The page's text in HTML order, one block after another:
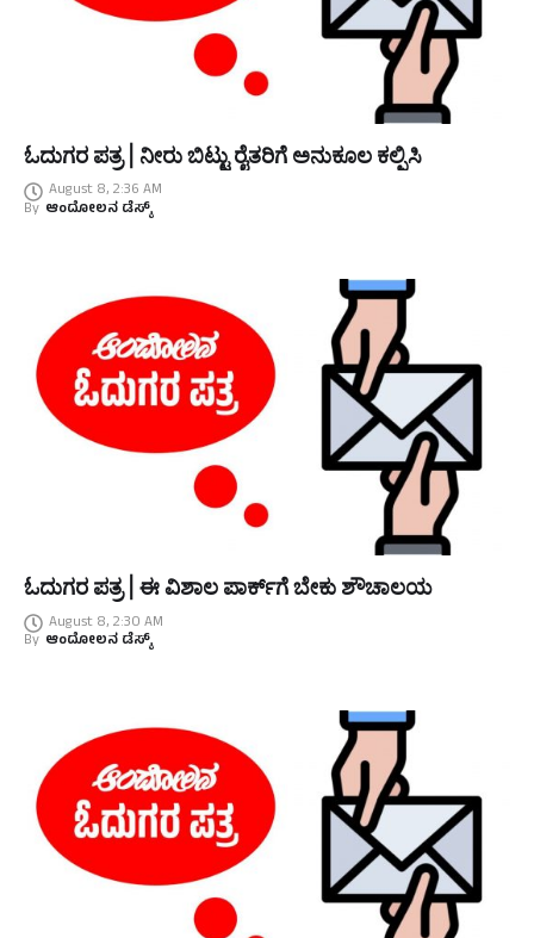
ಓದುಗರ ಪತ್ರ | ನೀರು ಬಿಟ್ಟು ರೈತರಿಗೆ ಅನುಕೂಲ ಕಲ್ಪಿಸಿ
August 8, 2:36 AM
By ಆಂದೋಲನ ಡೆಸ್ಕ್
ಓದುಗರ ಪತ್ರ | ಈ ವಿಶಾಲ ಪಾರ್ಕ್‌ಗೆ ಬೇಕು ಶೌಚಾಲಯ
August 8, 2:30 AM
By ಆಂದೋಲನ ಡೆಸ್ಕ್